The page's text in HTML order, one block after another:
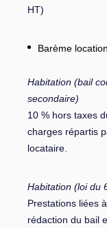
HT)
Barème
Habitation (bail
secondaire)
10 % hors taxes
charges répartis
locataire.
Habitation (loi du
Prestations liées
rédaction du bail